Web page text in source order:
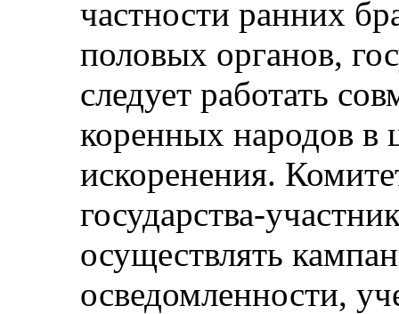
частности ранних
половых органов,
следует работать
коренных народов в
искоренения.
государства-
осуществлять
осведомленности,